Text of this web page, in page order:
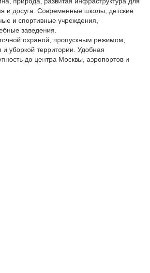
и досуга. Современные школы, детские
и спортивные учреждения,
заведения.
охраной, пропускным режимом,
уборкой территории. Удобная
до центра Москвы, аэропортов и